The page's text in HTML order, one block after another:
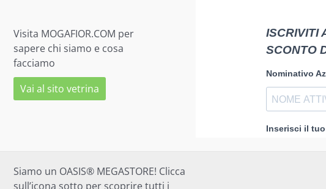
Visita MOGAFIOR.COM per
sapere chi siamo e cosa
facciamo
Vai al sito vetrina
Siamo un OASIS® MEGASTORE! Clicca
sull’icona sotto per scoprire tutti i